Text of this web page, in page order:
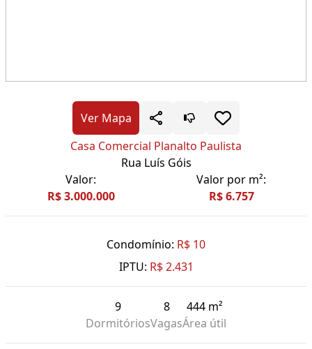
Ver Mapa
Casa Comercial Planalto Paulista
Rua Luís Góis
Valor:
R$ 3.000.000
Valor por m²:
R$ 6.757
Condomínio: R$ 10
IPTU: R$ 2.431
9
Dormitórios
8
Vagas
444 m²
Área útil